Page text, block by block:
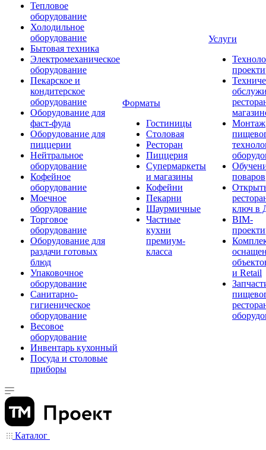
Тепловое
оборудование
Холодильное
оборудование
Бытовая техника
Электромеханическое
оборудование
Пекарское и
кондитерское
оборудование
Оборудование для
фаст-фуда
Оборудование для
пиццерии
Нейтральное
оборудование
Кофейное
оборудование
Моечное
оборудование
Торговое
оборудование
Оборудование для
раздачи готовых
блюд
Упаковочное
оборудование
Санитарно-
гигиеническое
оборудование
Весовое
оборудование
Инвентарь кухонный
Посуда и столовые
приборы
Форматы
Гостиницы
Столовая
Ресторан
Пиццерия
Супермаркеты
и магазины
Кофейни
Пекарни
Шаурмичные
Частные
кухни
премиум-
класса
Услуги
Монтаж
поваров
ключ в
BIM-
и Retail
Каталог